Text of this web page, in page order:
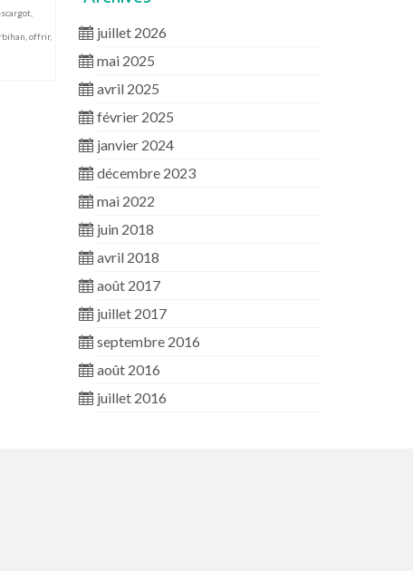
,
offrir,
juillet 2026
mai 2025
avril 2025
février 2025
janvier 2024
décembre 2023
mai 2022
juin 2018
avril 2018
août 2017
juillet 2017
septembre 2016
août 2016
juillet 2016